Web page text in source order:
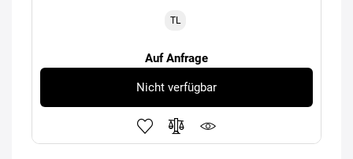
TL
Auf Anfrage
Nicht verfügbar